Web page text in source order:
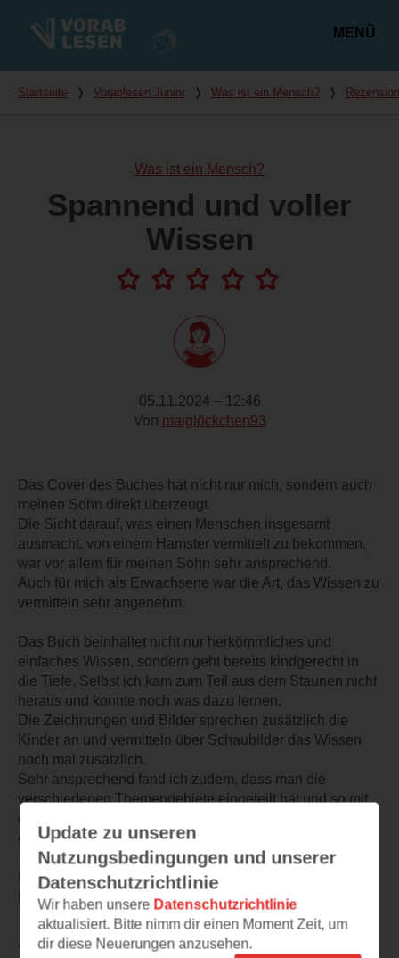
MENÜ
Du bist hier
Startseite ❭ Vorablesen Junior ❭ Was ist ein Mensch? ❭
Was ist ein Mensch?
Spannend und voller
Wissen
05.11.2024 – 12:46
Von maiglöckchen93
Das Cover des Buches hat nicht nur mich, sondern auch
meinen Sohn direkt überzeugt.
Die Sicht darauf, was einen Menschen insgesamt
ausmacht, von einem Hamster vermittelt zu bekommen,
war vor allem für meinen Sohn sehr ansprechend.
Auch für mich als Erwachsene war die Art, das Wissen zu
vermitteln sehr angenehm.
Das Buch beinhaltet nicht nur herkömmliches und
einfaches Wissen, sondern geht bereits kindgerecht in
die Tiefe. Selbst ich kam zum Teil aus dem Staunen nicht
heraus und konnte noch was dazu lernen.
Die Zeichnungen und Bilder sprechen zusätzlich die
Kinder an und vermitteln über Schaubilder das Wissen
noch mal zusätzlich.
Sehr ansprechend fand ich zudem, dass man die
verschiedenen Themengebiete eingeteilt hat und so mit
den Kindern gerade bei bestimmten Interessen noch
einmal die Bereiche aufschlagen kann.
Eine absolute Empfehlung für alle wissbegierigen,
kleinen und großen Leseratten.
TEILEN
Update zu unseren
Nutzungsbedingungen und unserer
Datenschutzrichtlinie
Wir haben unsere Datenschutzrichtlinie
aktualisiert. Bitte nimm dir einen Moment Zeit, um
dir diese Neuerungen anzusehen.